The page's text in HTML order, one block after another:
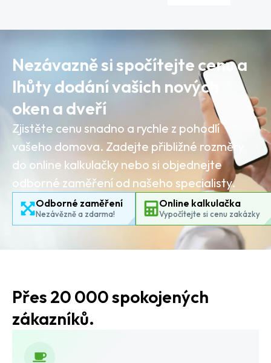
Nezávazně si spočítejte cenu a
lhůty dodání vašich nových
oken a dveří
Zjistěte cenu snadno a rychle z pohodlí
vašeho domova. Zadejte přibližné rozměry
do online kalkulačky nebo si objednejte
odborné zaměření od našeho specialisty.
Odborné zaměření
Nezávězně a zdarma!
Online kalkulačka
Vypočítejte si cenu zakázky
Přes 20 000 spokojených
zákazníků.